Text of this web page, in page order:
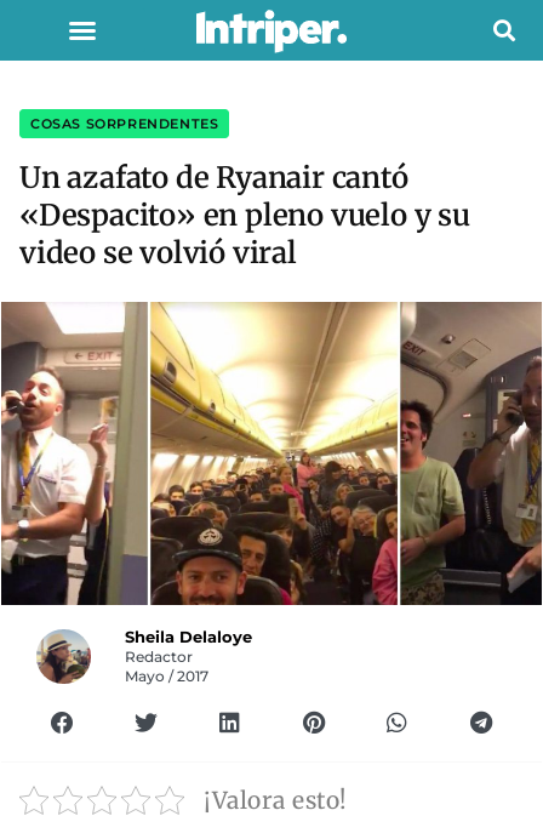
COSAS SORPRENDENTES
Un azafato de Ryanair cantó
«Despacito» en pleno vuelo y su
video se volvió viral
Sheila Delaloye
Redactor
Mayo / 2017
¡Valora esto!